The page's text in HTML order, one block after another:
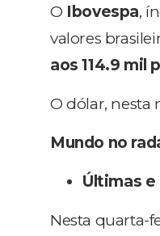
O Ibovespa,
valores
aos 114.9 mil
O dólar, nesta
Mundo no
Últimas e
Nesta quarta-